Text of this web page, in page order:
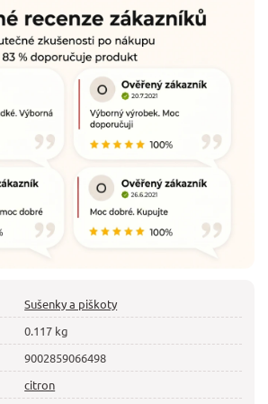
Sušenky a piškoty
0.117 kg
9002859066498
citron